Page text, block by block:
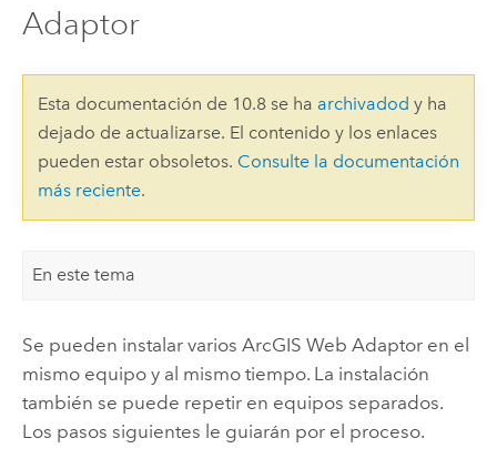
Adaptor
Esta documentación de 10.8 se ha archivadod y ha
dejado de actualizarse. El contenido y los enlaces
pueden estar obsoletos. Consulte la documentación
más reciente.
En este tema
Se pueden instalar varios ArcGIS Web Adaptoren el
mismo equipo y al mismo tiempo. La instalación
también se puede repetir en equipos separados.
Los pasos siguientes le guiarán por el proceso.